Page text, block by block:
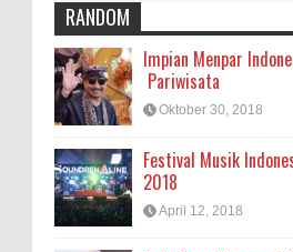
RANDOM
Impian Menpar
Pariwisata
Oktober 30, 2018
Festival Musik
2018
April 12, 2018